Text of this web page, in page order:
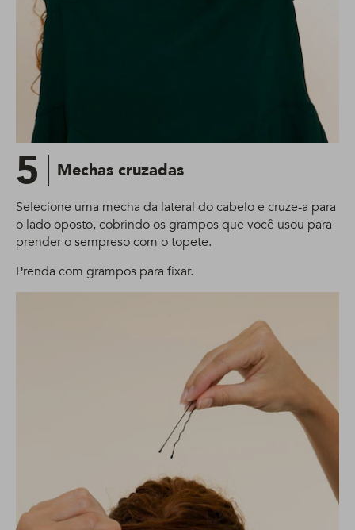
5 Mechas cruzadas
Selecione uma mecha da lateral do cabelo e cruze-a para
o lado oposto, cobrindo os grampos que você usou para
prender o sempreso com o topete.
Prenda com grampos para fixar.